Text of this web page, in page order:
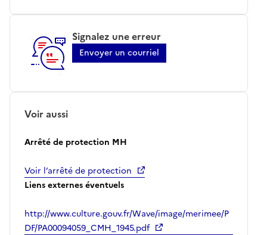
Signalez une erreur
Envoyer un courriel
Voir aussi
Arrêté de protection MH
Voir l’arrêté de protection
Liens externes éventuels
http://www.culture.gouv.fr/Wave/image/merimee/P
DF/PA00094059_CMH_1945.pdf